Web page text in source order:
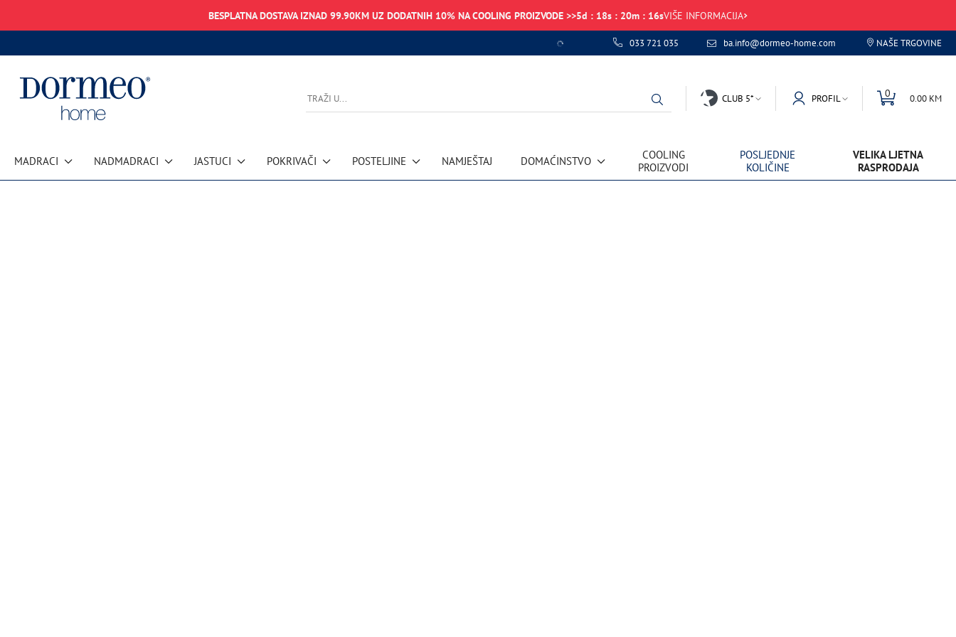
BESPLATNA DOSTAVA IZNAD 99.90KM UZ DODATNIH 10% NA COOLING PROIZVODE >>5d : 18s : 20m : 16sVIŠE INFORMACIJA
033 721 035 ba.info@dormeo-home.com NAŠE TRGOVINE
CLUB 5* PROFIL 0 0.00 KM
MADRACI NADMADRACI JASTUCI POKRIVAČI POSTELJINE NAMJEŠTAJ DOMAĆINSTVO
COOLING
PROIZVODI
POSLJEDNJE
KOLIČINE
VELIKA LJETNA
RASPRODAJA